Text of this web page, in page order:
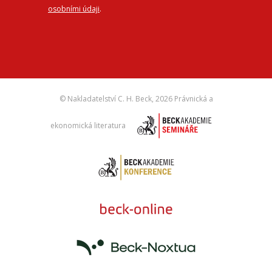
osobními údaji.
© Nakladatelství C. H. Beck, 2026 Právnická a
ekonomická literatura